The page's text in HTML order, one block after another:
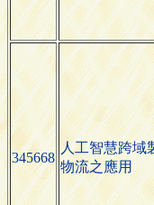
345668
人工智慧跨域
物流之應用